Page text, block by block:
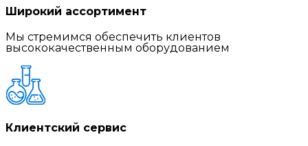
Широкий ассортимент
Мы стремимся обеспечить клиентов
высококачественным оборудованием
Клиентский сервис